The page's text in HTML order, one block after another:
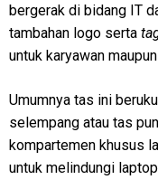
bergerak di bidang IT
tambahan logo serta
untuk karyawan
Umumnya tas ini
selempang atau tas
kompartemen khusus
untuk melindungi